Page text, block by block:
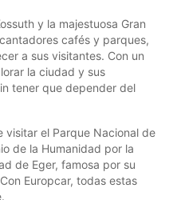
y la majestuosa Gran
cafés y parques,
a sus visitantes. Con un
la ciudad y sus
tener que depender del
el Parque Nacional de
de la Humanidad por la
de Eger, famosa por su
Europcar, todas estas